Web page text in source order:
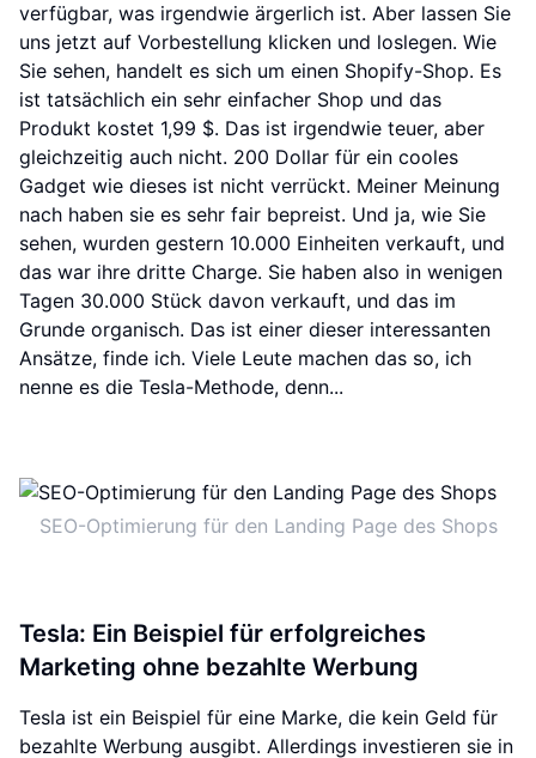
verfügbar, was irgendwie ärgerlich ist. Aber lassen Sie
uns jetzt auf Vorbestellung klicken und loslegen. Wie
Sie sehen, handelt es sich um einen Shopify-Shop. Es
ist tatsächlich ein sehr einfacher Shop und das
Produkt kostet 1,99 $. Das ist irgendwie teuer, aber
gleichzeitig auch nicht. 200 Dollar für ein cooles
Gadget wie dieses ist nicht verrückt. Meiner Meinung
nach haben sie es sehr fair bepreist. Und ja, wie Sie
sehen, wurden gestern 10.000 Einheiten verkauft, und
das war ihre dritte Charge. Sie haben also in wenigen
Tagen 30.000 Stück davon verkauft, und das im
Grunde organisch. Das ist einer dieser interessanten
Ansätze, finde ich. Viele Leute machen das so, ich
nenne es die Tesla-Methode, denn...
SEO-Optimierung für den Landing Page des Shops
Tesla: Ein Beispiel für erfolgreiches
Marketing ohne bezahlte Werbung
Tesla ist ein Beispiel für eine Marke, die kein Geld für
bezahlte Werbung ausgibt. Allerdings investieren sie in